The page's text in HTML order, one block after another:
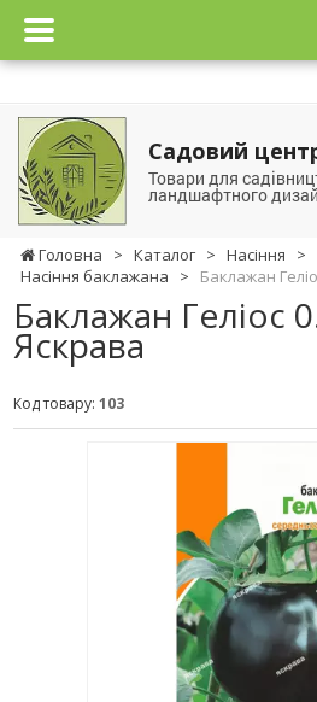
Садовий
Товари для
ландшафтного
Головна > Каталог > Насіння >
Насіння баклажана
> Баклажан
Баклажан Геліос
Яскрава
Код товару: 103